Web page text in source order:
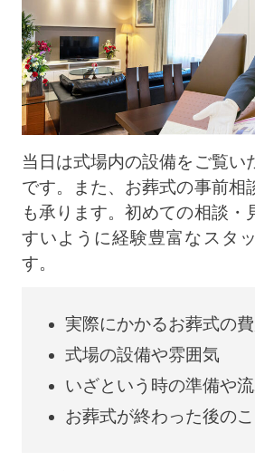
当日は式場内の設備をご覧い
です。また、お葬式の事前相
も承ります。初めての相談・
すいように経験豊富なスタ
す。
実際にかかるお葬式の
式場の設備や雰囲気
いざという時の準備や
お葬式が終わった後のこ